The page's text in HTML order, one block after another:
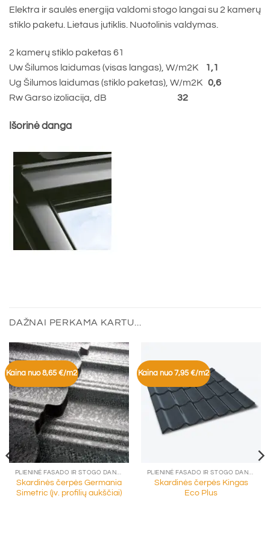
Elektra ir saulės energija valdomi stogo langai su 2 kamerų
stiklo paketu. Lietaus jutiklis. Nuotolinis valdymas.
2 kamerų stiklo paketas 61
Uw Šilumos laidumas (visas langas), W/m2K
1,1
Ug Šilumos laidumas (stiklo paketas), W/m2K 0,6
Rw Garso izoliacija, dB
32
Išorinė danga
DAŽNAI PERKAMA KARTU...
Kaina nuo 8,65 €/m2
PLIENINĖ FASADO IR STOGO DANGA
Skardinės čerpės Germania
Simetric (įv. profilių aukščiai)
Kaina nuo 7,95 €/m2
PLIENINĖ FASADO IR STOGO DANGA
Skardinės čerpės Kingas
Eco Plus